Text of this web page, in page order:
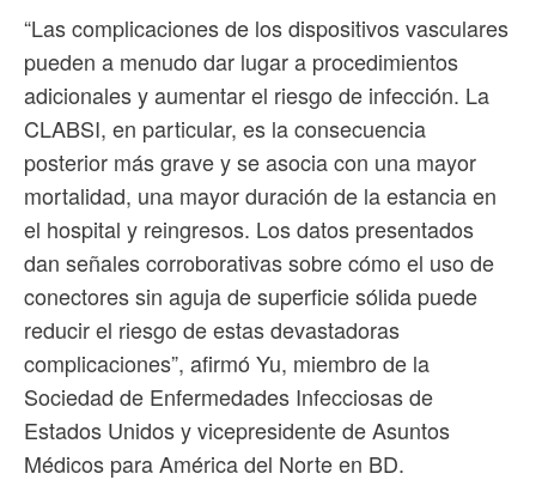
“Las complicaciones de los dispositivos vasculares
pueden a menudo dar lugar a procedimientos
adicionales y aumentar el riesgo de infección. La
CLABSI, en particular, es la consecuencia
posterior más grave y se asocia con una mayor
mortalidad, una mayor duración de la estancia en
el hospital y reingresos. Los datos presentados
dan señales corroborativas sobre cómo el uso de
conectores sin aguja de superficie sólida puede
reducir el riesgo de estas devastadoras
complicaciones”, afirmó Yu, miembro de la
Sociedad de Enfermedades Infecciosas de
Estados Unidos y vicepresidente de Asuntos
Médicos para América del Norte en BD.